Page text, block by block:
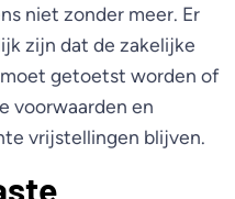
niet zonder meer. Er
zijn dat de zakelijke
getoetst worden of
voorwaarden en
vrijstellingen blijven.